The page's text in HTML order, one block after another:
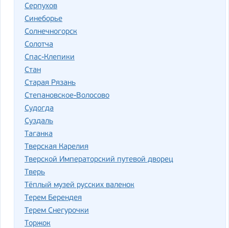
Серпухов
Синеборье
Солнечногорск
Солотча
Спас-Клепики
Стан
Старая Рязань
Степановское-Волосово
Судогда
Суздаль
Таганка
Тверская Карелия
Тверской Императорский путевой дворец
Тверь
Тёплый музей русских валенок
Терем Берендея
Терем Снегурочки
Торжок